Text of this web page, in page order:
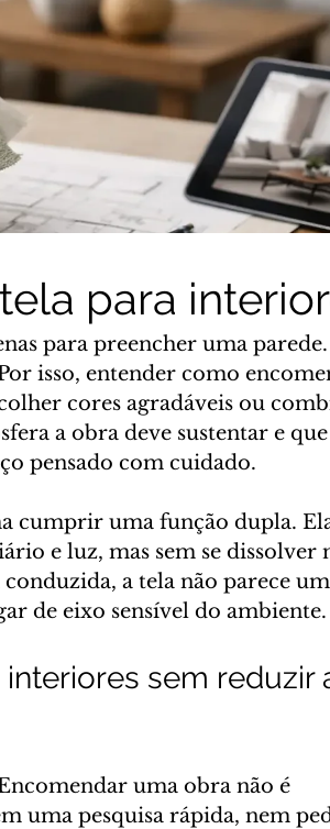
para
para preencher uma
isso, entender como
cores agradáveis ou
a obra deve sustentar e
pensado com cuidado.
cumprir uma função dupla.
e luz, mas sem se dissolver
a tela não parece um
de eixo sensível do ambiente.
sem reduzir
uma obra não é
uma pesquisa rápida, nem